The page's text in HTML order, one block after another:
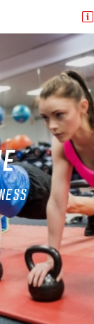

commerciales à
à tout moment en